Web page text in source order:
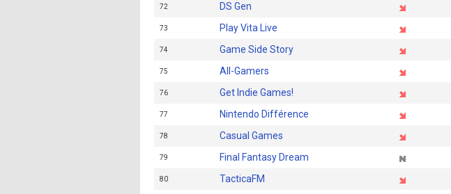
72 DS Gen
73 Play Vita Live
74 Game Side Story
75 All-Gamers
76 Get Indie Games!
77 Nintendo Différence
78 Casual Games
79 Final Fantasy Dream
80 TacticaFM